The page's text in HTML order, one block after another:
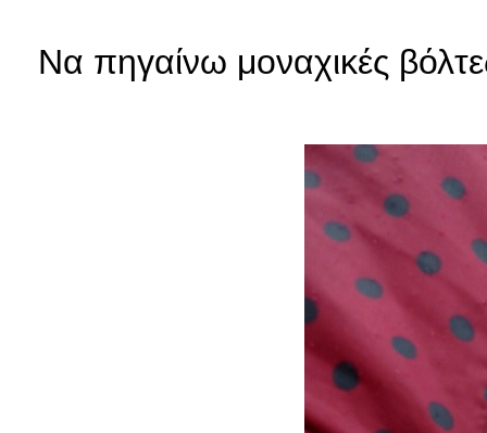
Να πηγαίνω μοναχικές